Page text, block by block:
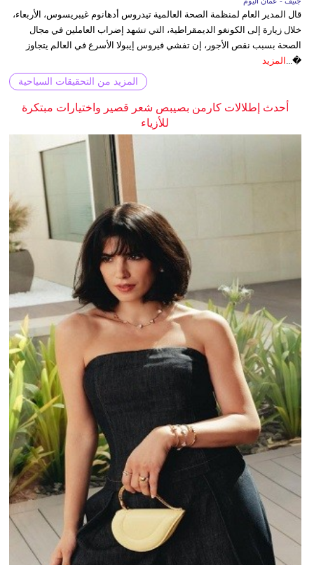
قال المدير العام لمنظمة الصحة العالمية تيدروس أدهانوم غيبريسوس، الأربعاء،
خلال زيارة إلى الكونغو الديمقراطية، التي تشهد إضراب العاملين في مجال
الصحة بسبب نقص الأجور، إن تفشي فيروس إيبولا الأسرع في العالم يتجاوز
�...
المزيد
المزيد من التحقيقات السياحية
أحدث إطلالات كارمن بصيبص شعر قصير واختيارات مبتكرة
للأزياء